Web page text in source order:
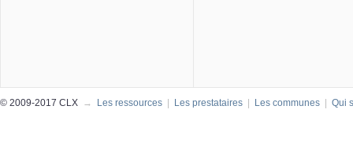
© 2009-2017 CLX → Les ressources Les prestataires Les communes Qui